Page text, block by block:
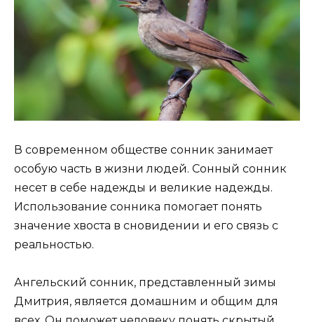
В современном обществе сонник занимает
особую часть в жизни людей. Сонный сонник
несет в себе надежды и великие надежды.
Использование сонника помогает понять
значение хвоста в сновидении и его связь с
реальностью.
Ангельский сонник, представленный зимы
Дмитрия, является домашним и общим для